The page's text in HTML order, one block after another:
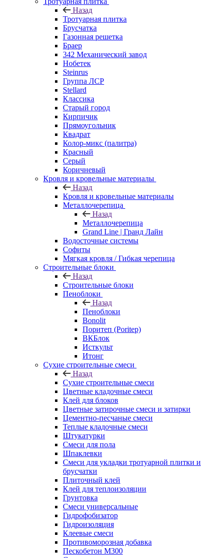
Назад
Тротуарная плитка
Брусчатка
Газонная решетка
Браер
342 Механический завод
Нобетек
Steinrus
Группа ЛСР
Stellard
Классика
Старый город
Кирпичик
Прямоугольник
Квадрат
Колор-микс (палитра)
Красный
Серый
Коричневый
Кровля и кровельные материалы
Назад
Кровля и кровельные материалы
Металлочерепица
Назад
Металлочерепица
Grand Line | Гранд Лайн
Водосточные системы
Софиты
Мягкая кровля / Гибкая черепица
Строительные блоки
Назад
Строительные блоки
Пеноблоки
Назад
Пеноблоки
Bonolit
Поритеп (Poritep)
ВКБлок
Исткульт
Итонг
Сухие строительные смеси
Назад
Сухие строительные смеси
Цветные кладочные смеси
Клей для блоков
Цветные затирочные смеси и затирки
Цементно-песчаные смеси
Теплые кладочные смеси
Штукатурки
Смеси для пола
Шпаклевки
Смеси для укладки тротуарной плитки и
брусчатки
Плиточный клей
Клей для теплоизоляции
Грунтовка
Смеси универсальные
Гидрофобизатор
Гидроизоляция
Клеевые смеси
Противоморозная добавка
Пескобетон М300